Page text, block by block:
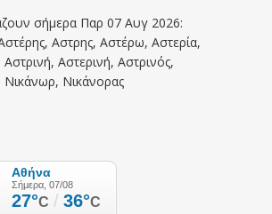
σήμερα Παρ 07 Αυγ 2026:
Αστρης, Αστέρω, Αστερία,
Αστερινή, Αστρινός,
Νικάνωρ, Νικάνορας